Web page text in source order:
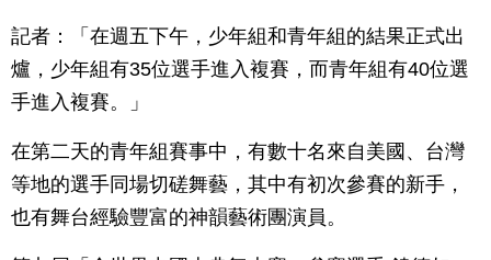
記者：「在週五下午，少年組和青年組的結果正式出
爐，少年組有35位選手進入複賽，而青年組有40位選
手進入複賽。」
在第二天的青年組賽事中，有數十名來自美國、台灣
等地的選手同場切磋舞藝，其中有初次參賽的新手，
也有舞台經驗豐富的神韻藝術團演員。